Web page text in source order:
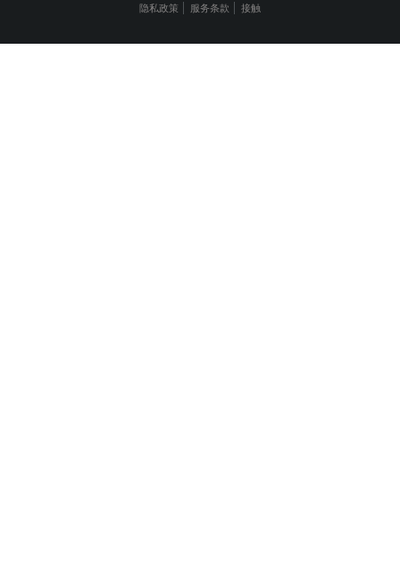
隐私政策 服务条款 接触